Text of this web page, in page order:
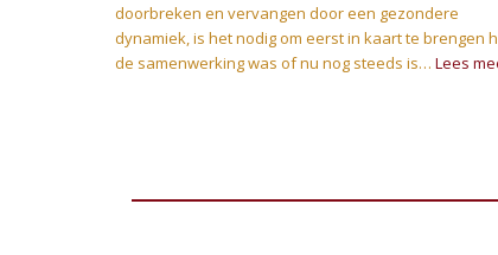
doorbreken en vervangen door een gezondere
dynamiek, is het nodig om eerst in kaart te brengen
de samenwerking was of nu nog steeds is… Lees